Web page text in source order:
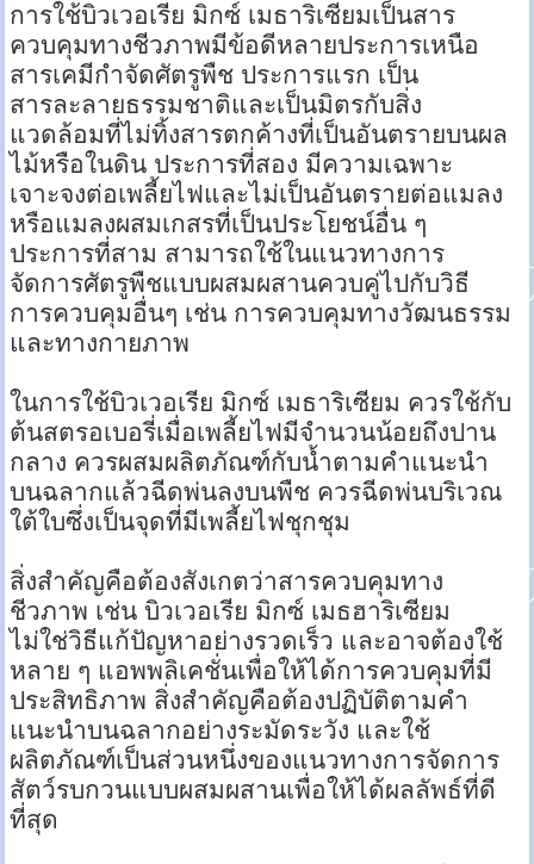
การใช้บิวเวอเรีย มิกซ์ เมธาริเซียมเป็นสาร
ควบคุมทางชีวภาพมีข้อดีหลายประการเหนือ
สารเคมีกำจัดศัตรูพืช ประการแรก เป็น
สารละลายธรรมชาติและเป็นมิตรกับสิ่ง
แวดล้อมที่ไม่ทิ้งสารตกค้างที่เป็นอันตรายบนผล
ไม้หรือในดิน ประการที่สอง มีความเฉพาะ
เจาะจงต่อเพลี้ยไฟและไม่เป็นอันตรายต่อแมลง
หรือแมลงผสมเกสรที่เป็นประโยชน์อื่น ๆ
ประการที่สาม สามารถใช้ในแนวทางการ
จัดการศัตรูพืชแบบผสมผสานควบคู่ไปกับวิธี
การควบคุมอื่นๆ เช่น การควบคุมทางวัฒนธรรม
และทางกายภาพ
ในการใช้บิวเวอเรีย มิกซ์ เมธาริเซียม ควรใช้กับ
ต้นสตรอเบอรี่เมื่อเพลี้ยไฟมีจำนวนน้อยถึงปาน
กลาง ควรผสมผลิตภัณฑ์กับน้ำตามคำแนะนำ
บนฉลากแล้วฉีดพ่นลงบนพืช ควรฉีดพ่นบริเวณ
ใต้ใบซึ่งเป็นจุดที่มีเพลี้ยไฟชุกชุม
สิ่งสำคัญคือต้องสังเกตว่าสารควบคุมทาง
ชีวภาพ เช่น บิวเวอเรีย มิกซ์ เมธฮาริเซียม
ไม่ใช่วิธีแก้ปัญหาอย่างรวดเร็ว และอาจต้องใช้
หลาย ๆ แอพพลิเคชั่นเพื่อให้ได้การควบคุมที่มี
ประสิทธิภาพ สิ่งสำคัญคือต้องปฏิบัติตามคำ
แนะนำบนฉลากอย่างระมัดระวัง และใช้
ผลิตภัณฑ์เป็นส่วนหนึ่งของแนวทางการจัดการ
สัตว์รบกวนแบบผสมผสานเพื่อให้ได้ผลลัพธ์ที่ดี
ที่สุด